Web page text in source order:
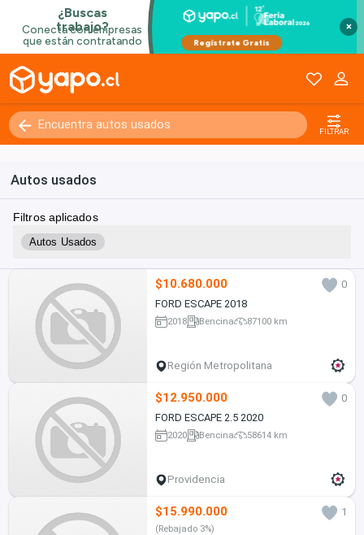
×
FILTRAR
Autos usados
Filtros aplicados
Autos Usados
$10.680.000
0
FORD ESCAPE 2018
2018 Bencina 87100 km
Región Metropolitana
$12.950.000
0
FORD ESCAPE 2.5 2020
2020 Bencina 58614 km
Providencia
$15.990.000 1
(Rebajado 3%)